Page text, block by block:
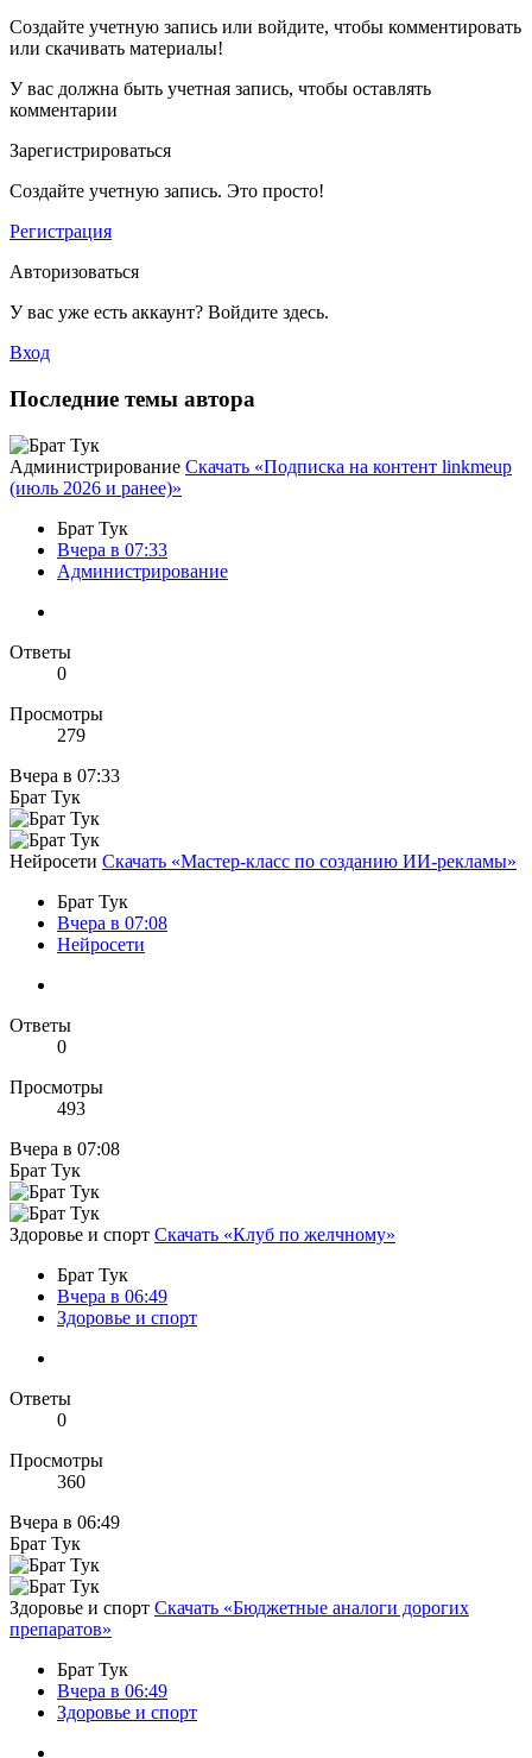
Создайте учетную запись или войдите, чтобы комментировать
или скачивать материалы!
У вас должна быть учетная запись, чтобы оставлять
комментарии
Зарегистрироваться
Создайте учетную запись. Это просто!
Регистрация
Авторизоваться
У вас уже есть аккаунт? Войдите здесь.
Вход
Последние темы автора
Администрирование Скачать «Подписка на контент linkmeup
(июль 2026 и ранее)»
Брат Тук
Вчера в 07:33
Администрирование
Ответы
0
Просмотры
279
Вчера в 07:33
Брат Тук
Нейросети Скачать «Мастер-класс по созданию ИИ-рекламы»
Брат Тук
Вчера в 07:08
Нейросети
Ответы
0
Просмотры
493
Вчера в 07:08
Брат Тук
Здоровье и спорт Скачать «Клуб по желчному»
Брат Тук
Вчера в 06:49
Здоровье и спорт
Ответы
0
Просмотры
360
Вчера в 06:49
Брат Тук
Здоровье и спорт Скачать «Бюджетные аналоги дорогих
препаратов»
Брат Тук
Вчера в 06:49
Здоровье и спорт